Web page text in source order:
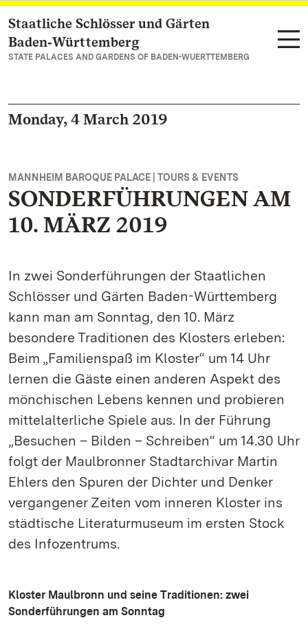
Navigate to main page
Staatliche Schlösser und Gärten
Baden‑Württemberg
STATE PALACES AND GARDENS OF BADEN-WUERTTEMBERG
Monday, 4 March 2019
MANNHEIM BAROQUE PALACE | TOURS & EVENTS
SONDERFÜHRUNGEN AM
10. MÄRZ 2019
In zwei Sonderführungen der Staatlichen
Schlösser und Gärten Baden-Württemberg
kann man am Sonntag, den 10. März
besondere Traditionen des Klosters erleben:
Beim „Familienspaß im Kloster“ um 14 Uhr
lernen die Gäste einen anderen Aspekt des
mönchischen Lebens kennen und probieren
mittelalterliche Spiele aus. In der Führung
„Besuchen – Bilden – Schreiben“ um 14.30 Uhr
folgt der Maulbronner Stadtarchivar Martin
Ehlers den Spuren der Dichter und Denker
vergangener Zeiten vom inneren Kloster ins
städtische Literaturmuseum im ersten Stock
des Infozentrums.
Kloster Maulbronn und seine Traditionen: zwei
Sonderführungen am Sonntag